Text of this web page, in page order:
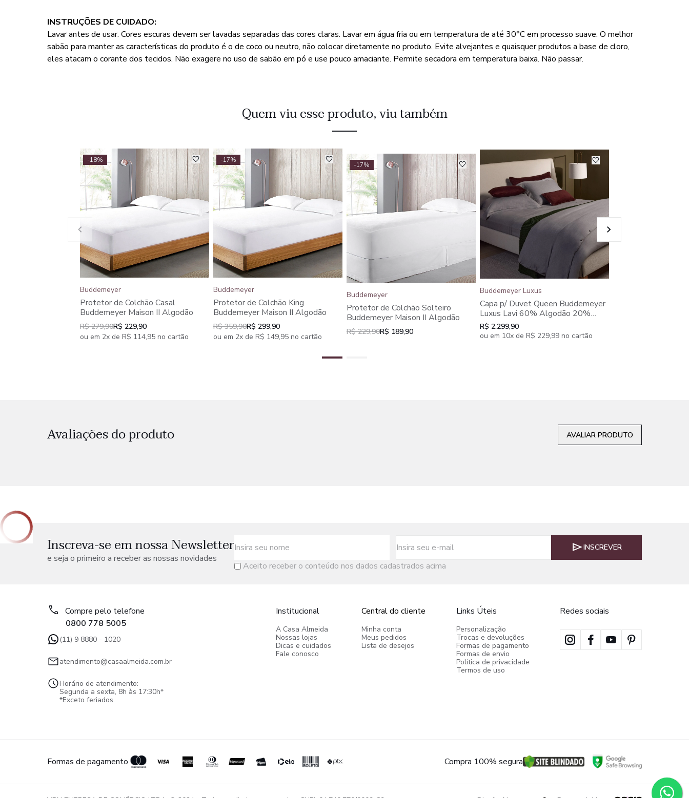
INSTRUÇÕES DE CUIDADO:
Lavar antes de usar. Cores escuras devem ser lavadas separadas das cores claras. Lavar em água fria ou em temperatura de até 30°C em processo suave. O melhor
sabão para manter as características do produto é o de coco ou neutro, não colocar diretamente no produto. Evite alvejantes e quaisquer produtos a base de cloro,
eles atacam o corante dos tecidos. Não exagere no uso de sabão em pó e use pouco amaciante. Permite secadora em temperatura baixa. Não passar.
Quem viu esse produto, viu também
-18%
Buddemeyer
Protetor de Colchão Casal
Buddemeyer Maison II Algodão
R$ 279,90R$ 229,90
ou em 2x de R$ 114,95 no cartão
-17%
Buddemeyer
Protetor de Colchão King
Buddemeyer Maison II Algodão
R$ 359,90R$ 299,90
ou em 2x de R$ 149,95 no cartão
-17%
Buddemeyer
Protetor de Colchão Solteiro
Buddemeyer Maison II Algodão
R$ 229,90R$ 189,90
Buddemeyer Luxus
Capa p/ Duvet Queen Buddemeyer
Luxus Lavi 60% Algodão 20%
Viscose 20% Lã. Algodão
Penteado Cinza
R$ 2.299,90
ou em 10x de R$ 229,99 no cartão
Avaliações do produto AVALIAR PRODUTO
Inscreva-se em nossa Newsletter
e seja o primeiro a receber as nossas novidades
Aceito receber o conteúdo nos dados cadastrados acima
INSCREVER
Compre pelo telefone
0800 778 5005
(11) 9 8880 - 1020
atendimento@casaalmeida.com.br
Horário de atendimento:
Segunda a sexta, 8h às 17:30h*
*Exceto feriados.
Institucional
A Casa Almeida
Nossas lojas
Dicas e cuidados
Fale conosco
Central do cliente
Minha conta
Meus pedidos
Lista de desejos
Links Úteis
Personalização
Trocas e devoluções
Formas de pagamento
Formas de envio
Política de privacidade
Termos de uso
Redes sociais
Formas de pagamento Compra 100% segura